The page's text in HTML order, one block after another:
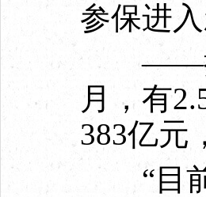
参保进入
——扩大
月，有
383亿元
“目前